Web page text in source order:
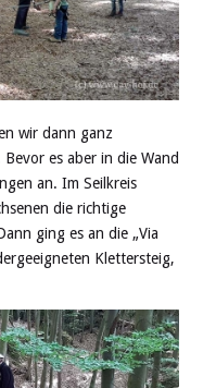
wir dann ganz
es aber in die Wand
an. Im Seilkreis
die richtige
ging es an die „Via
Klettersteig,